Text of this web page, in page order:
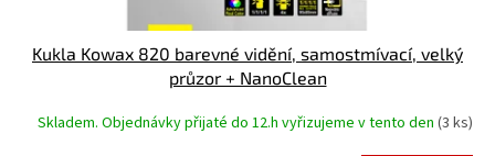
Kukla Kowax 820 barevné vidění, samostmívací, velký
průzor + NanoClean
Skladem. Objednávky přijaté do 12.h vyřizujeme v tento den (3 ks)